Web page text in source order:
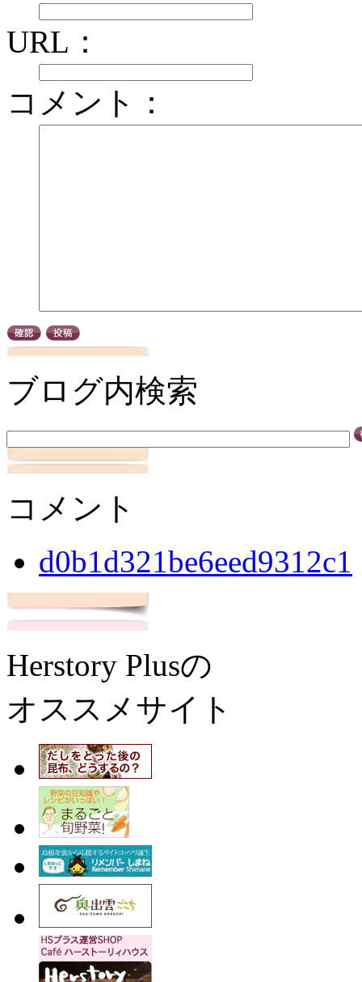
URL：
コメント：
ブログ内検索
コメント
d0b1d321be6eed9312c1
Herstory Plusの
オススメサイト